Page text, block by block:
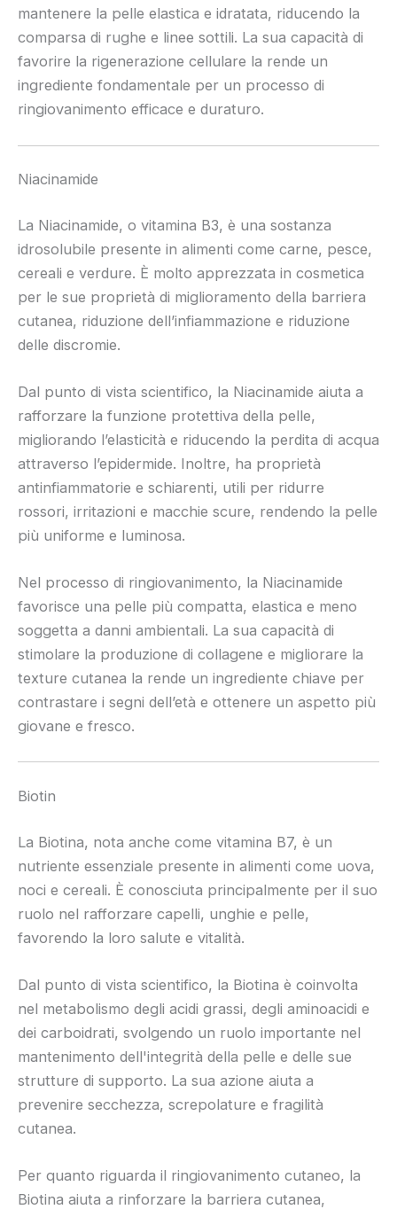
mantenere la pelle elastica e idratata, riducendo la
comparsa di rughe e linee sottili. La sua capacità di
favorire la rigenerazione cellulare la rende un
ingrediente fondamentale per un processo di
ringiovanimento efficace e duraturo.
Niacinamide
La Niacinamide, o vitamina B3, è una sostanza
idrosolubile presente in alimenti come carne, pesce,
cereali e verdure. È molto apprezzata in cosmetica
per le sue proprietà di miglioramento della barriera
cutanea, riduzione dell’infiammazione e riduzione
delle discromie.
Dal punto di vista scientifico, la Niacinamide aiuta a
rafforzare la funzione protettiva della pelle,
migliorando l’elasticità e riducendo la perdita di acqua
attraverso l’epidermide. Inoltre, ha proprietà
antinfiammatorie e schiarenti, utili per ridurre
rossori, irritazioni e macchie scure, rendendo la pelle
più uniforme e luminosa.
Nel processo di ringiovanimento, la Niacinamide
favorisce una pelle più compatta, elastica e meno
soggetta a danni ambientali. La sua capacità di
stimolare la produzione di collagene e migliorare la
texture cutanea la rende un ingrediente chiave per
contrastare i segni dell’età e ottenere un aspetto più
giovane e fresco.
Biotin
La Biotina, nota anche come vitamina B7, è un
nutriente essenziale presente in alimenti come uova,
noci e cereali. È conosciuta principalmente per il suo
ruolo nel rafforzare capelli, unghie e pelle,
favorendo la loro salute e vitalità.
Dal punto di vista scientifico, la Biotina è coinvolta
nel metabolismo degli acidi grassi, degli aminoacidi e
dei carboidrati, svolgendo un ruolo importante nel
mantenimento dell'integrità della pelle e delle sue
strutture di supporto. La sua azione aiuta a
prevenire secchezza, screpolature e fragilità
cutanea.
Per quanto riguarda il ringiovanimento cutaneo, la
Biotina aiuta a rinforzare la barriera cutanea,